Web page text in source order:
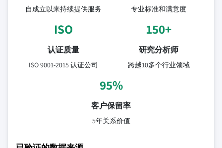
自成立以来持续提供服务 专业标准和满意度
ISO
认证质量
ISO 9001-2015 认证公司
150+
研究分析师
跨越10多个行业领域
95%
客户保留率
5年关系价值